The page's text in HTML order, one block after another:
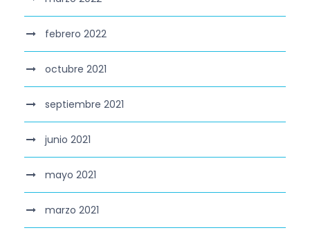
febrero 2022
octubre 2021
septiembre 2021
junio 2021
mayo 2021
marzo 2021